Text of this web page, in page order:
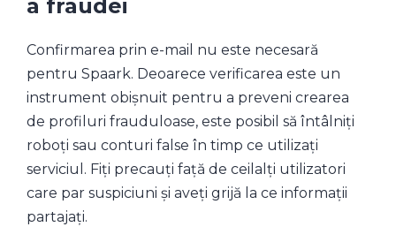
a fraudei
Confirmarea prin e-mail nu este necesară
pentru Spaark. Deoarece verificarea este un
instrument obișnuit pentru a preveni crearea
de profiluri frauduloase, este posibil să întâlniți
roboți sau conturi false în timp ce utilizați
serviciul. Fiți precauți față de ceilalți utilizatori
care par suspiciuni și aveți grijă la ce informații
partajați.